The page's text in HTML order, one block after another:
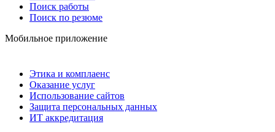
Поиск работы
Поиск по резюме
Мобильное приложение
Этика и комплаенс
Оказание услуг
Использование сайтов
Защита персональных данных
ИТ аккредитация